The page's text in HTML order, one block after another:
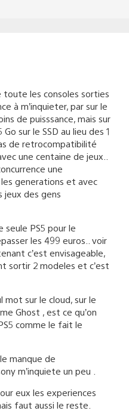
toute les consoles sorties
à m’inquieter, par sur le
de puisssance, mais sur
sur le SSD au lieu des 1
de retrocompatibilité
une centaine de jeux..
une
generations et avec
jeux des gens
seule PS5 pour le
les 499 euros.. voir
c’est envisageable,
sortir 2 modeles et c’est
mot sur le cloud, sur le
Ghost , est ce qu’on
comme le fait le
manque de
m’inquiete un peu .
eux les experiences
faut aussi le reste.